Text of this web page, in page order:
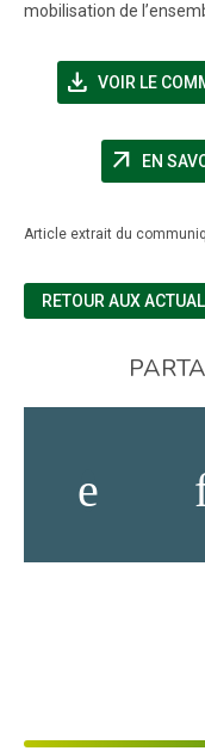
mobilisation de
file_download VOIR LE
arrow_outward EN
Article extrait du
RETOUR AUX